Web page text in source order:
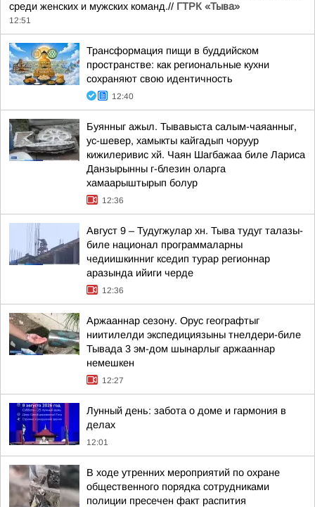
среди женских и мужских команд.// ГТРК «Тыва»
12:51
Трансформация пищи в буддийском
пространстве: как региональные кухни
сохраняют свою идентичность
12:40
Буянныг ажыл. Тывавыста салым-чаяанныг,
ус-шевер, хамыкты кайгадып чоруур
кижилеривис хй. Чаян Шагбажаа биле Лариса
Данзырынны г-блезин оларга
хамаарыштырып болур
12:36
Август 9 – Тудугжулар хн. Тыва тудуг талазы-
биле национал программаларны
чедиишкинниг кседип турар регионнар
аразында ийиги черде
12:36
Аржааннар сезону. Орус географтыг
ниитилелди экспедициязыны тнелдери-биле
Тывада 3 эм-дом шынарлыг аржааннар
немешкен
12:27
Лунный день: забота о доме и гармония в
делах
12:01
В ходе утренних мероприятий по охране
общественного порядка сотрудниками
полиции пресечен факт распития